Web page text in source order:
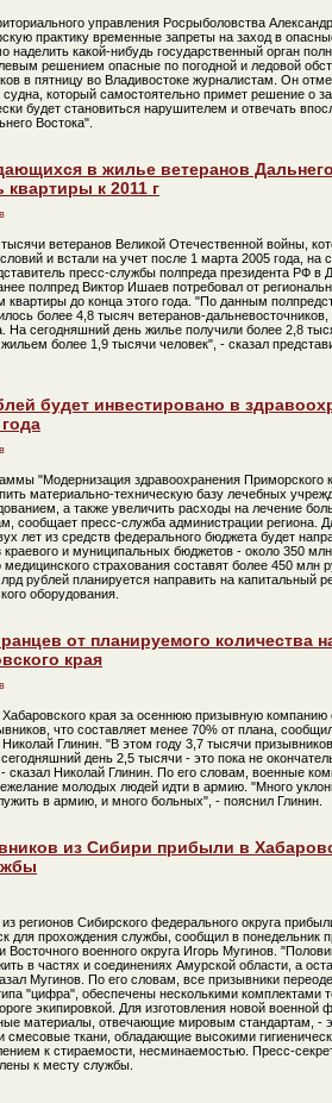
управления Росрыболовства
практику временные запреты на заход в
наделить какой-нибудь государственный орган
решением опасные по погодной и ледовой
в пятницу во Владивостоке журналистам. Он
который самостоятельно примет решение о
будет становиться нарушителем и отвечать
Востока".
в жилье ветеранов
к 2011 г
ветеранов Великой Отечественной войны,
и встали на учет после 1 марта 2005 года, на
пресс-службы полпреда президента РФ в
полпред Виктор Ишаев потребовал от
квартиры до конца этого года. "По данным
более 4,8 тысяч ветеранов-
На сегодняшний день жилье получили более 2,8
более 1,9 тысячи человек", - сказал
будет инвестировано в
"Модернизация здравоохранения Приморского
материально-техническую базу лечебных
а также увеличить расходы на лечение
сообщает пресс-служба администрации региона.
лет из средств федерального бюджета будет
и муниципальных бюджетов - около 350
медицинского страхования составят более 450 млн
рублей планируется направить на капитальный
оборудования.
от планируемого количества
края
края за осеннюю призывную компанию
что составляет менее 70% от плана,
Глинин. "В этом году 3,7 тысячи
день 2,5 тысячи - это пока не
сказал Николай Глинин. По его словам, военные
молодых людей идти в армию. "Много
в армию, и много больных", - пояснил Глинин.
из Сибири прибыли в
регионов Сибирского федерального округа
для прохождения службы, сообщил в понедельник
военного округа Игорь Мугинов.
в частях и соединениях Амурской области, а
Мугинов. По его словам, все призывники
"цифра", обеспечены несколькими комплектами
экипировкой. Для изготовления новой военной
материалы, отвечающие мировым стандартам, -
смесовые ткани, обладающие высокими
к стираемости, несминаемостью. Пресс-
к месту службы.